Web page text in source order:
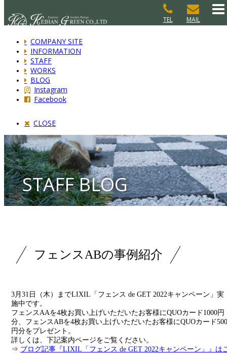
MAIL
TEL
COMPANY SITE
INFORMATION
STAFF
WORKS
BLOG
Instagram
Facebook
CLOSE
STAFF BLOG
フェンスABの事例紹介
3月31日（木）までLIXIL「フェンス de GET 2022キャンペーン」実
施中です。
フェンスAAを4枚お買い上げいただいたお客様にQUOカード1000円
分、フェンスABを4枚お買い上げいただいたお客様にQUOカード500
円分をプレゼント。
詳しくは、下記案内ページをご覧ください。
⇒ ブログ記事『LIXIL「フェンス de GET 2022キャンペーン」』は